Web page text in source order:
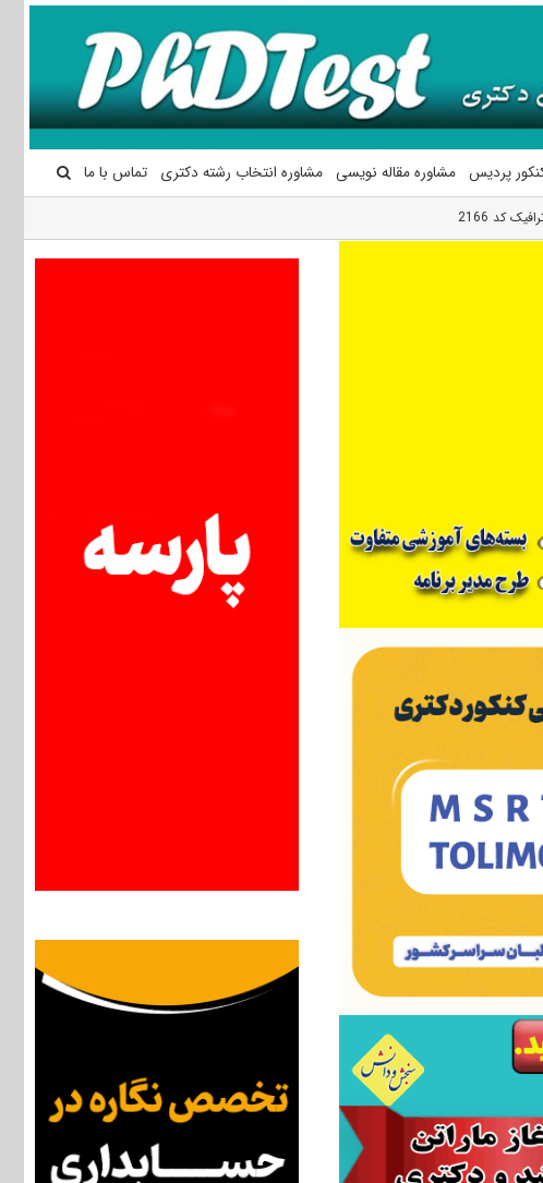
پردیس مشاوره مقاله نویسی مشاوره انتخاب رشته دکتری تماس با ما